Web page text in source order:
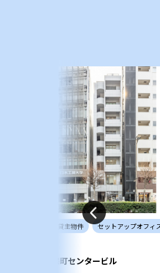
貸主物件 セットアップオフィ
神保町センタービル